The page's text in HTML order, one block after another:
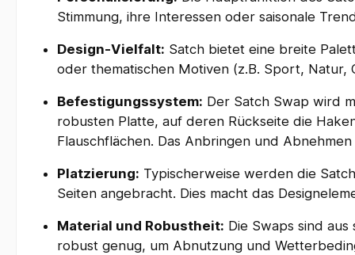
Stimmung, ihre Interessen oder saisonale
Design-Vielfalt: Satch bietet eine breite
oder thematischen Motiven (z.B. Sport, Natur,
Befestigungssystem: Der Satch Swap wird
robusten Platte, auf deren Rückseite die
Flauschflächen. Das Anbringen und
Platzierung: Typischerweise werden die
Seiten angebracht. Dies macht das
Material und Robustheit: Die Swaps sind
robust genug, um Abnutzung und